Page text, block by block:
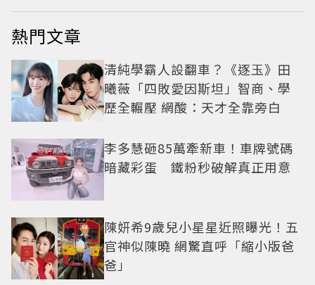
熱門文章
清純學霸人設翻車？《逐玉》田
曦薇「四敗愛因斯坦」智商、學
歷全輾壓 網酸：天才全靠旁白
李多慧砸85萬牽新車！車牌號碼
暗藏彩蛋 鐵粉秒破解真正用意
陳妍希9歲兒小星星近照曝光！五
官神似陳曉 網驚直呼「縮小版爸
爸」